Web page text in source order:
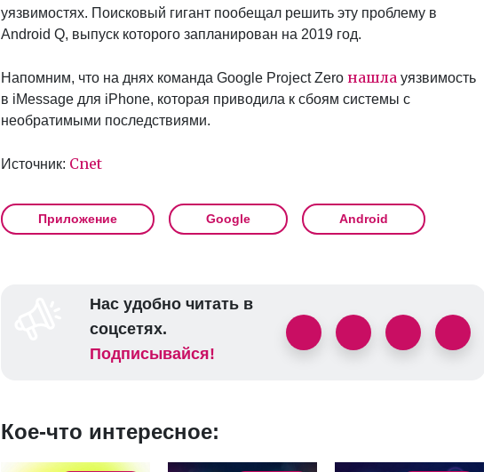
уязвимостях. Поисковый гигант пообещал решить эту проблему в
Android Q, выпуск которого запланирован на 2019 год.
Напомним, что на днях команда Google Project Zero нашла уязвимость
в iMessage для iPhone, которая приводила к сбоям системы с
необратимыми последствиями.
Источник: Cnet
Приложение Google Android
Нас удобно читать в
соцсетях.
Подписывайся!
Кое-что интересное: